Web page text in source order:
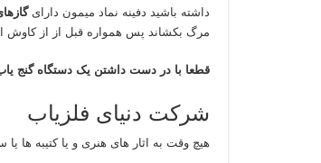
داشته باشید دفینه نماد میمون دارای
مرگ بکشاند پس همواره قبل از از کاوش
قطعا با در دست داشتن یک دستگاه گنج
شرکت دنیای فلزیاب
هیچ وقت به اثار های هنری و یا کتیبه ها